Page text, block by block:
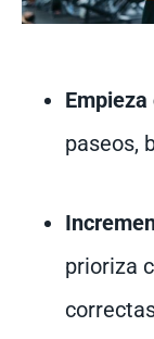
paseos,
prioriza